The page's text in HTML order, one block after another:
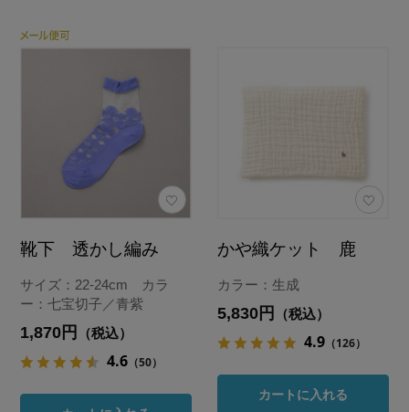
靴下 透かし編み
サイズ：22-24cm カラ
ー：七宝切子／青紫
1,870円 （税込）
4.6 （50）
かや織ケット 鹿
カラー：生成
5,830円 （税込）
4.9 （126）
カートに入れる